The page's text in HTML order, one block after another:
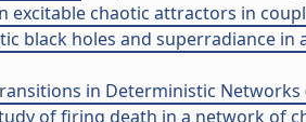
excitable chaotic attractors in
black holes and superradiance
in Deterministic
of firing death in a network of